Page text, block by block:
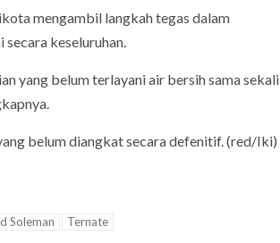
mengambil langkah tegas dalam
keseluruhan.
yang belum terlayani air bersih sama sekali,
belum diangkat secara defenitif. (red/Iki)
Soleman Ternate